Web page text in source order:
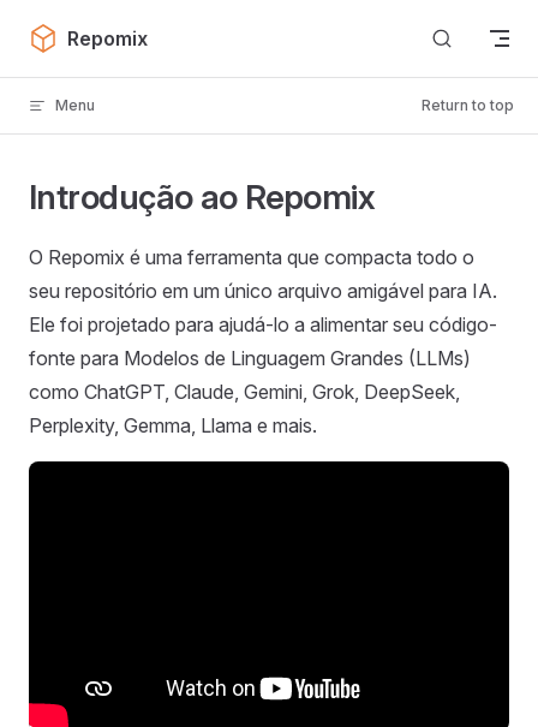
Skip to content
Repomix
Menu Return to top
Introdução ao Repomix
O Repomix é uma ferramenta que compacta todo o
seu repositório em um único arquivo amigável para IA.
Ele foi projetado para ajudá-lo a alimentar seu código-
fonte para Modelos de Linguagem Grandes (LLMs)
como ChatGPT, Claude, Gemini, Grok, DeepSeek,
Perplexity, Gemma, Llama e mais.